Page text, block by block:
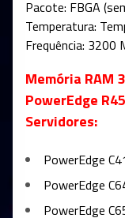
Pacote: FBGA
Temperatura:
Frequência: 3200
Memória RAM
PowerEdge
Servidores:
PowerEdge
PowerEdge
PowerEdge